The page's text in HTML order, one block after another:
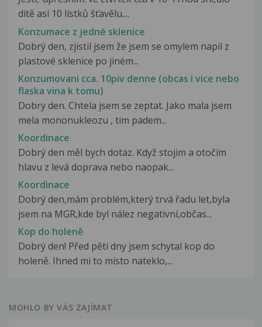
dítě asi 10 lístků šťavělu....
Konzumace z jedné sklenice
Dobrý den, zjistil jsem že jsem se omylem napil z
plastové sklenice po jiném...
Konzumovani cca. 10piv denne (obcas i vice nebo
flaska vina k tomu)
Dobry den. Chtela jsem se zeptat. Jako mala jsem
mela mononukleozu , tim padem...
Koordinace
Dobrý den měl bych dotaz. Když stojim a otočím
hlavu z levá doprava nebo naopak...
Koordinace
Dobrý den,mám problém,který trvá řadu let,byla
jsem na MGR,kde byl nález negativní,občas...
Kop do holeně
Dobrý den! Před pěti dny jsem schytal kop do
holeně. Ihned mi to místo nateklo,...
MOHLO BY VÁS ZAJÍMAT